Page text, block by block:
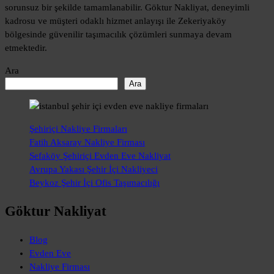
sorunsuz bir şekilde tamamlanabilir. Göktur Nakliyat, deneyimli
kadrosu ve müşteri odaklı hizmet anlayışı ile Zekeriyaköy
bölgesinde güvenilir taşımacılık çözümleri sunmaya devam
etmektedir.
Ara
Ara
Şehiriçi Nakliye Firmaları
Fatih Aksaray Nakliye Firması
Sefaköy Şehiriçi Evden Eve Nakliyat
Avrupa Yakası Şehir İçi Nakliyeci
Beykoz Şehir İçi Ofis Taşımacılığı
Göktur Nakliyat
Blog
Evden Eve
Nakliye Firması